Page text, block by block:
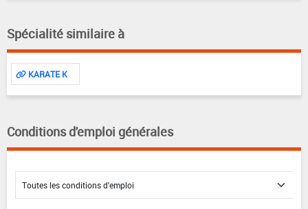
Spécialité similaire à
KARATE K
Conditions d'emploi générales